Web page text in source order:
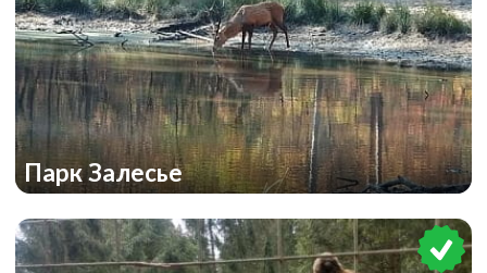
Парк Залесье